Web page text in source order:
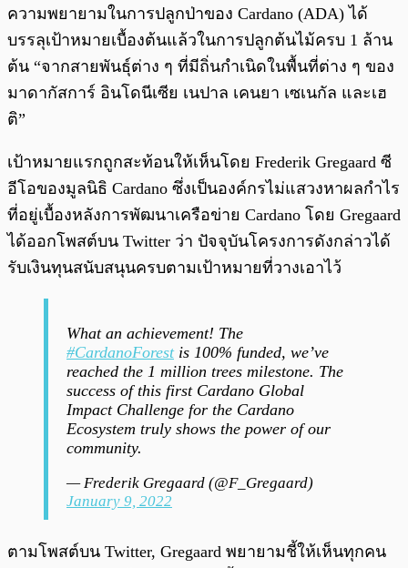
0:00
ความพยายามในการปลูกป่าของ Cardano (ADA) ได้
บรรลุเป้าหมายเบื้องต้นแล้วในการปลูกต้นไม้ครบ 1 ล้าน
ต้น “จากสายพันธุ์ต่าง ๆ ที่มีถิ่นกำเนิดในพื้นที่ต่าง ๆ ของ
มาดากัสการ์ อินโดนีเซีย เนปาล เคนยา เซเนกัล และเฮ
ติ”
เป้าหมายแรกถูกสะท้อนให้เห็นโดย Frederik Gregaard ซี
อีโอของมูลนิธิ Cardano ซึ่งเป็นองค์กรไม่แสวงหาผลกำไร
ที่อยู่เบื้องหลังการพัฒนาเครือข่าย Cardano โดย Gregaard
ได้ออกโพสต์บน Twitter ว่า ปัจจุบันโครงการดังกล่าวได้
รับเงินทุนสนับสนุนครบตามเป้าหมายที่วางเอาไว้
What an achievement! The
#CardanoForestis 100% funded, we’ve
reached the 1 million trees milestone. The
success of this first Cardano Global
Impact Challenge for the Cardano
Ecosystem truly shows the power of our
community.
— Frederik Gregaard (@F_Gregaard)
January 9, 2022
ตามโพสต์บน Twitter, Gregaard พยายามชี้ให้เห็นทุกคน